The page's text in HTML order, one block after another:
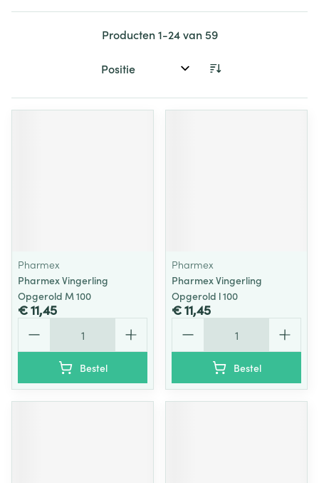
Producten1-24van59
Sorteer op:
Pharmex
Pharmex Vingerling
Opgerold M 100
€ 11,45
Bestel
Pharmex
Pharmex Vingerling
Opgerold l 100
€ 11,45
Bestel